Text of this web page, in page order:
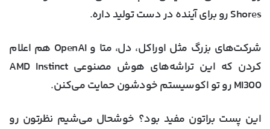
Shores رو برای آینده در دست تولید داره.
شرکت‌های بزرگ مثل اوراکل، دل، متا و OpenAI هم اعلام
کردن که این تراشه‌های هوش مصنوعی AMD Instinct
MI300 رو تو اکوسیستم خودشون حمایت می‌کنن.
این پست براتون مفید بود؟ خوشحال می‌شیم نظرتون رو